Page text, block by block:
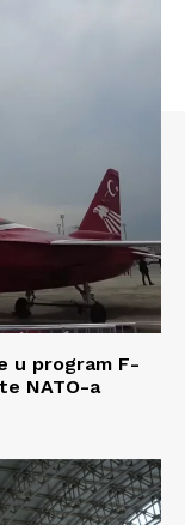
u program F-
NATO-a